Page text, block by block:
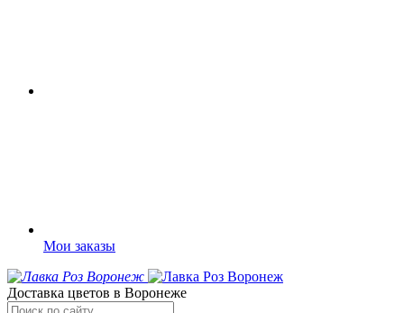
Мои заказы
Доставка цветов в Воронеже